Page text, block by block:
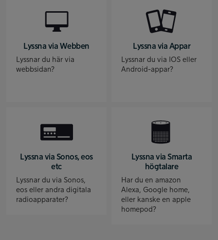
Lyssna via Webben
Lyssnar du här via
webbsidan?
Lyssna via Appar
Lyssnar du via IOS eller
Android-appar?
Lyssna via Sonos, eos
etc
Lyssnar du via Sonos,
eos eller andra digitala
radioapparater?
Lyssna via Smarta
högtalare
Har du en amazon
Alexa, Google home,
eller kanske en apple
homepod?